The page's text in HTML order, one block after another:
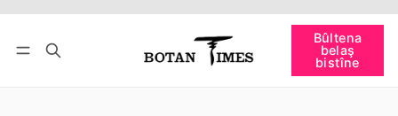
Bûltena
belaş
bistîne
bişopîne